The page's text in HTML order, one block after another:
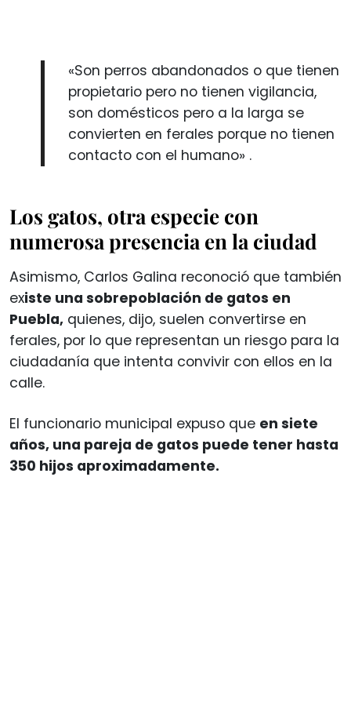
«Son perros abandonados o que tienen
propietario pero no tienen vigilancia,
son domésticos pero a la larga se
convierten en ferales porque no tienen
contacto con el humano» .
Los gatos, otra especie con
numerosa presencia en la ciudad
Asimismo, Carlos Galina reconoció que también
existe una sobrepoblación de gatos en
Puebla, quienes, dijo, suelen convertirse en
ferales, por lo que representan un riesgo para la
ciudadanía que intenta convivir con ellos en la
calle.
El funcionario municipal expuso que en siete
años, una pareja de gatos puede tener hasta
350 hijos aproximadamente.